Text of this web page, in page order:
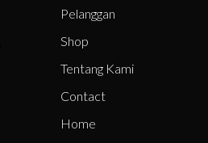
Pelanggan
Shop
Tentang Kami
Contact
Home